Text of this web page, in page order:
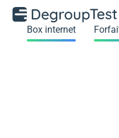
Box internet